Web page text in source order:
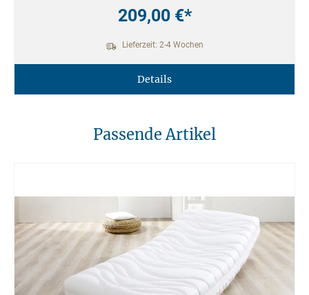
209,00 €*
Lieferzeit: 2-4 Wochen
Details
Passende Artikel